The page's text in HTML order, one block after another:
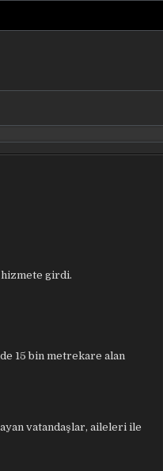
girdi.
15 bin metrekare alan
vatandaşlar, aileleri ile